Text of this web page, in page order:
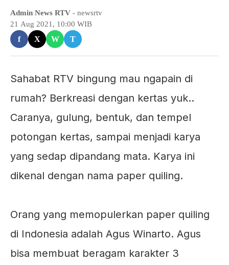
Admin News RTV - newsrtv
21 Aug 2021, 10:00 WIB
f X W T
Sahabat RTV bingung mau ngapain di
rumah? Berkreasi dengan kertas yuk..
Caranya, gulung, bentuk, dan tempel
potongan kertas, sampai menjadi karya
yang sedap dipandang mata. Karya ini
dikenal dengan nama paper quiling.
Orang yang memopulerkan paper quiling
di Indonesia adalah Agus Winarto. Agus
bisa membuat beragam karakter 3